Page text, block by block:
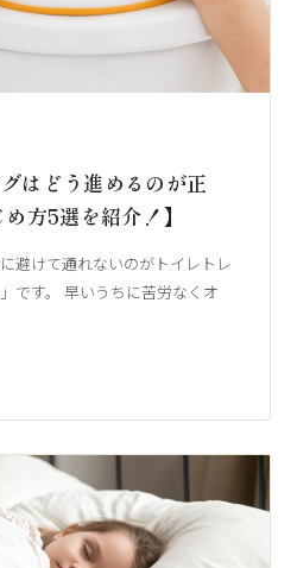
はどう進めるのが正
方5選を紹介！】
避けて通れないのがトイレトレ
です。 早いうちに苦労なくオ